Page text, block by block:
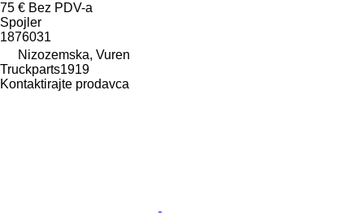
75 € Bez PDV-a
Spojler
1876031
Nizozemska, Vuren
Truckparts1919
Kontaktirajte prodavca